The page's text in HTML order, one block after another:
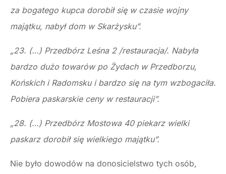
za bogatego kupca dorobił się w czasie wojny
majątku, nabył dom w Skarżysku”.
„23. (…) Przedbórz Leśna 2 /restauracja/. Nabyła
bardzo dużo towarów po Żydach w Przedborzu,
Końskich i Radomsku i bardzo się na tym wzbogaciła.
Pobiera paskarskie ceny w restauracji”.
„28. (…) Przedbórz Mostowa 40 piekarz wielki
paskarz dorobił się wielkiego majątku”.
Nie było dowodów na donosicielstwo tych osób,